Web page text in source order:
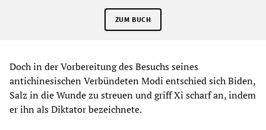
ZUM BUCH
Doch in der Vorbereitung des Besuchs seines
antichinesischen Verbündeten Modi entschied sich Biden,
Salz in die Wunde zu streuen und griff Xi scharf an, indem
er ihn als Diktator bezeichnete.